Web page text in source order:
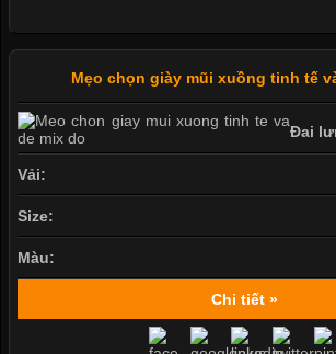
Mẹo chọn giày mũi xuồng tinh tế
Đai
Vải:
Size:
Màu:
Chi tiết »